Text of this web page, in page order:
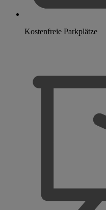
Kostenfreie Parkplätze